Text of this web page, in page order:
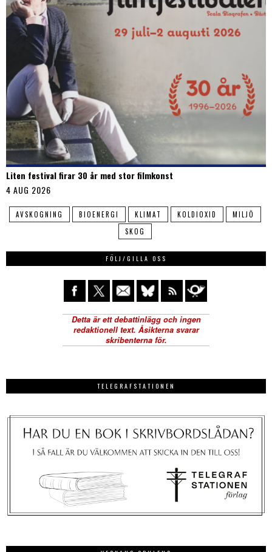
Liten festival firar 30 år med stor filmkonst
4 AUG 2026
AVSKOGNING BIOENERGI KLIMAT KOLDIOXID
MILJÖ
SKOG
FÖLJ/GILLA OSS
TELEGRAFSTATIONEN